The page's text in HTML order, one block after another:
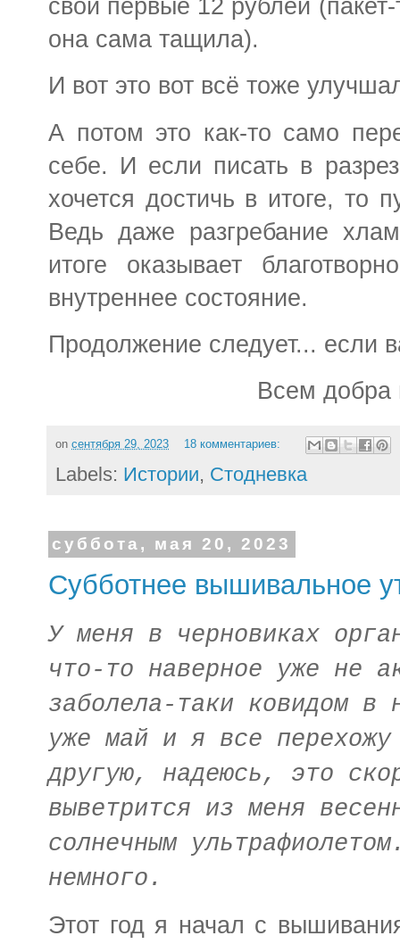
свои первые 12 рублей
она сама тащила).
И вот это вот всё тоже
А потом это как-то само
себе. И если писать в
хочется достичь в итоге, то
Ведь даже разгребание
итоге оказывает
внутреннее состояние.
Продолжение следует... если
Всем добра
on сентября 29, 2023 18 комментариев:
Labels: Истории, Стодневка
суббота, мая 20, 2023
Субботнее вышивальное
У меня в черновиках
что-то наверное уже не
заболела-таки ковидом в
уже май и я все
другую, надеюсь, это
выветрится из меня
солнечным
немного.
Этот год я начал с